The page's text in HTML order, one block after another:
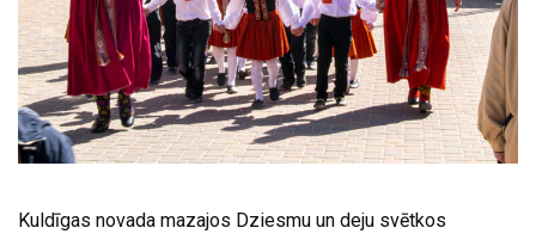
Kuldīgas novada mazajos Dziesmu un deju svētkos